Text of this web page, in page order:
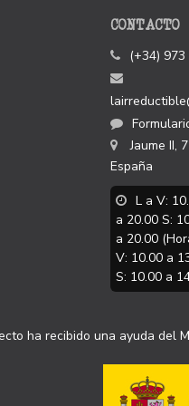
CONTACTO
(+34)
Jaume II, 7
España
L a V:
a 20.00 S:
a 20.00
V: 10.00 a
S: 10.00 a
ha recibido una ayuda del